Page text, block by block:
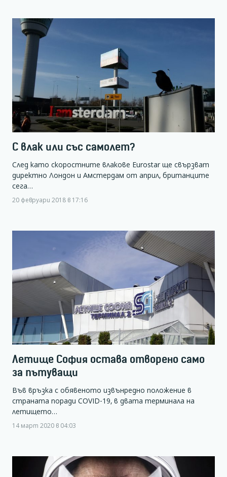
С влак или със самолет?
След като скоростните влакове Eurostar ще свързват
директно Лондон и Амстердам от април, британците
сега…
20 февруари 2018 в 17:16
Летище София остава отворено само
за пътуващи
Във връзка с обявеното извънредно положение в
страната поради COVID-19, в двата терминала на
летището…
14 март 2020 в 04:03